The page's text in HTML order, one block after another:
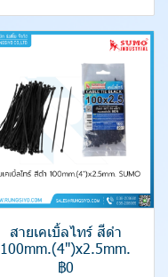
สายเคเบิ้ลไทร์ สีดำ
100mm.(4")x2.5mm.
฿0